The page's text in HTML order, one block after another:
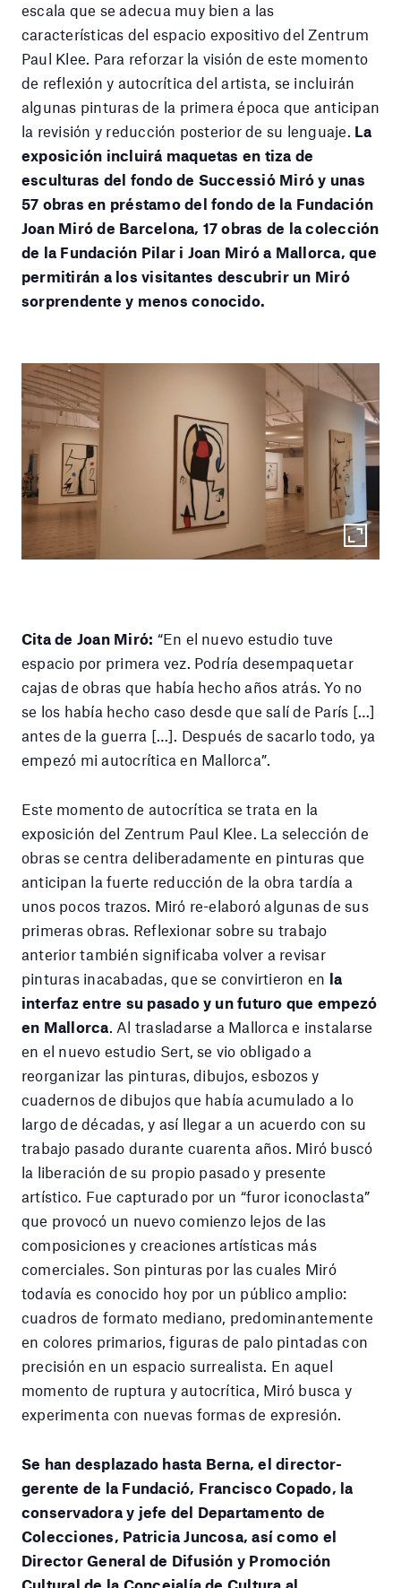
escala que se adecua muy bien a las
características del espacio expositivo del Zentrum
Paul Klee. Para reforzar la visión de este momento
de reflexión y autocrítica del artista, se incluirán
algunas pinturas de la primera época que anticipan
la revisión y reducción posterior de su lenguaje. La
exposición incluirá maquetas en tiza de
esculturas del fondo de Successió Miró y unas
57 obras en préstamo del fondo de la Fundación
Joan Miró de Barcelona, 17 obras de la colección
de la Fundación Pilar i Joan Miró a Mallorca, que
permitirán a los visitantes descubrir un Miró
sorprendente y menos conocido.
Cita de Joan Miró: “En el nuevo estudio tuve
espacio por primera vez. Podría desempaquetar
cajas de obras que había hecho años atrás. Yo no
se los había hecho caso desde que salí de París […]
antes de la guerra […]. Después de sacarlo todo, ya
empezó mi autocrítica en Mallorca”.
Este momento de autocrítica se trata en la
exposición del Zentrum Paul Klee. La selección de
obras se centra deliberadamente en pinturas que
anticipan la fuerte reducción de la obra tardía a
unos pocos trazos. Miró re-elaboró algunas de sus
primeras obras. Reflexionar sobre su trabajo
anterior también significaba volver a revisar
pinturas inacabadas, que se convirtieron en la
interfaz entre su pasado y un futuro que empezó
en Mallorca . Al trasladarse a Mallorca e instalarse
en el nuevo estudio Sert, se vio obligado a
reorganizar las pinturas, dibujos, esbozos y
cuadernos de dibujos que había acumulado a lo
largo de décadas, y así llegar a un acuerdo con su
trabajo pasado durante cuarenta años. Miró buscó
la liberación de su propio pasado y presente
artístico. Fue capturado por un “furor iconoclasta”
que provocó un nuevo comienzo lejos de las
composiciones y creaciones artísticas más
comerciales. Son pinturas por las cuales Miró
todavía es conocido hoy por un público amplio:
cuadros de formato mediano, predominantemente
en colores primarios, figuras de palo pintadas con
precisión en un espacio surrealista. En aquel
momento de ruptura y autocrítica, Miró busca y
experimenta con nuevas formas de expresión.
Se han desplazado hasta Berna, el director-
gerente de la Fundació, Francisco Copado, la
conservadora y jefe del Departamento de
Colecciones, Patricia Juncosa, así como el
Director General de Difusión y Promoción
Cultural de la Concejalía de Cultura al